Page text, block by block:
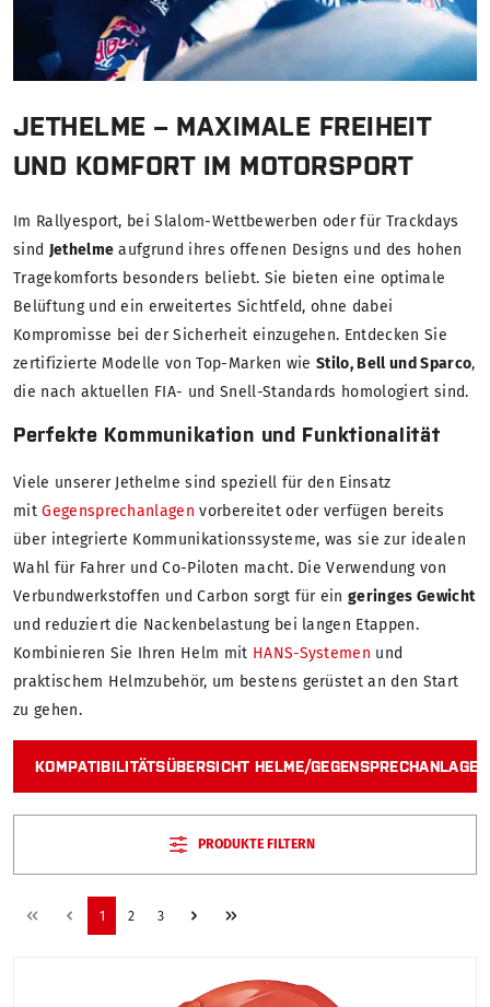
JETHELME – MAXIMALE FREIHEIT
UND KOMFORT IM MOTORSPORT
Im Rallyesport, bei Slalom-Wettbewerben oder für Trackdays
sind Jethelme aufgrund ihres offenen Designs und des hohen
Tragekomforts besonders beliebt. Sie bieten eine optimale
Belüftung und ein erweitertes Sichtfeld, ohne dabei
Kompromisse bei der Sicherheit einzugehen. Entdecken Sie
zertifizierte Modelle von Top-Marken wieStilo, Bell und Sparco,
die nach aktuellen FIA- und Snell-Standards homologiert sind.
Perfekte Kommunikation und Funktionalität
Viele unserer Jethelme sind speziell für den Einsatz
mitGegensprechanlagen vorbereitet oder verfügen bereits
über integrierte Kommunikationssysteme, was sie zur idealen
Wahl für Fahrer und Co-Piloten macht. Die Verwendung von
Verbundwerkstoffen und Carbon sorgt für eingeringes Gewicht
und reduziert die Nackenbelastung bei langen Etappen.
Kombinieren Sie Ihren Helm mit HANS-Systemen und
praktischem Helmzubehör, um bestens gerüstet an den Start
zu gehen.
KOMPATIBILITÄTSÜBERSICHT HELME/
PRODUKTE FILTERN
1 2 3